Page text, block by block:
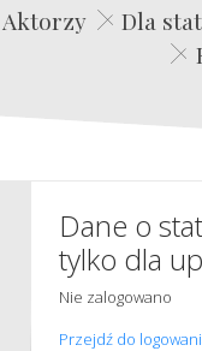
Aktorzy Dla
Dane o
tylko dla
Nie zalogowano
Przejdź do